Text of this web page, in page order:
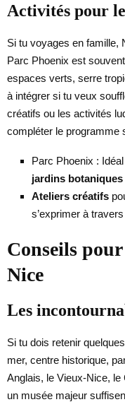
Activités pour
Si tu voyages en famille,
Parc Phoenix est
espaces verts, serre
à intégrer si tu veux
créatifs ou les activités
compléter le programme
Parc Phoenix :
jardins botaniques
Ateliers créatifs
s’exprimer à
Conseils
Nice
Les
Si tu dois retenir
mer, centre historique,
Anglais, le Vieux-Nice, le
un musée majeur